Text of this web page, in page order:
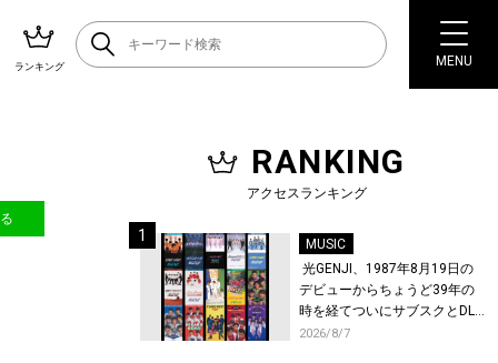
ランキング MENU
RANKING
アクセスランキング
MUSIC
光GENJI、1987年8月19日の
デビューからちょうど39年の
時を経てついにサブスクとDL
配信が解禁！
2026/8/7